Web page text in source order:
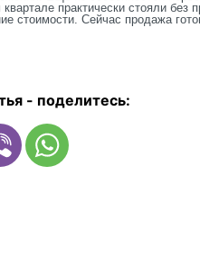
практически стояли без
стоимости. Сейчас продажа
- поделитесь: